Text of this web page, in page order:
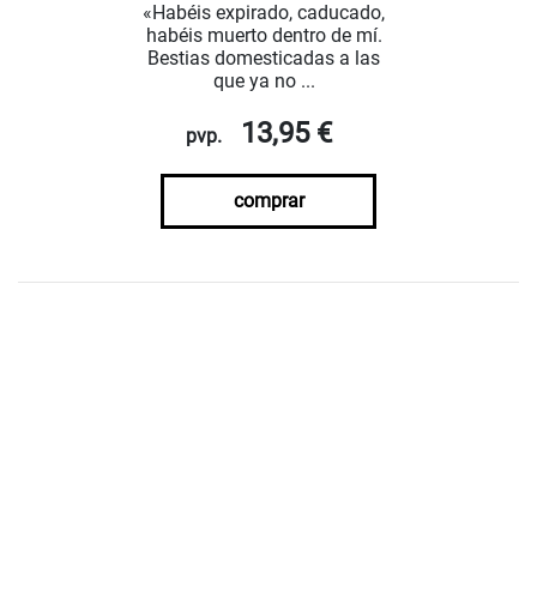
«Habéis expirado, caducado,
habéis muerto dentro de mí.
Bestias domesticadas a las
que ya no ...
pvp. 13,95 €
comprar